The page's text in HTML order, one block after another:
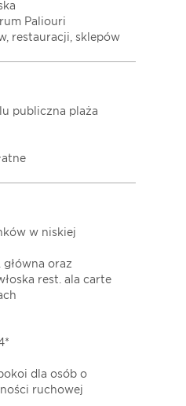
Paliouri
restauracji, sklepów
publiczna plaża
w niskiej
oraz
rest. ala carte
dla osób o
ruchowej